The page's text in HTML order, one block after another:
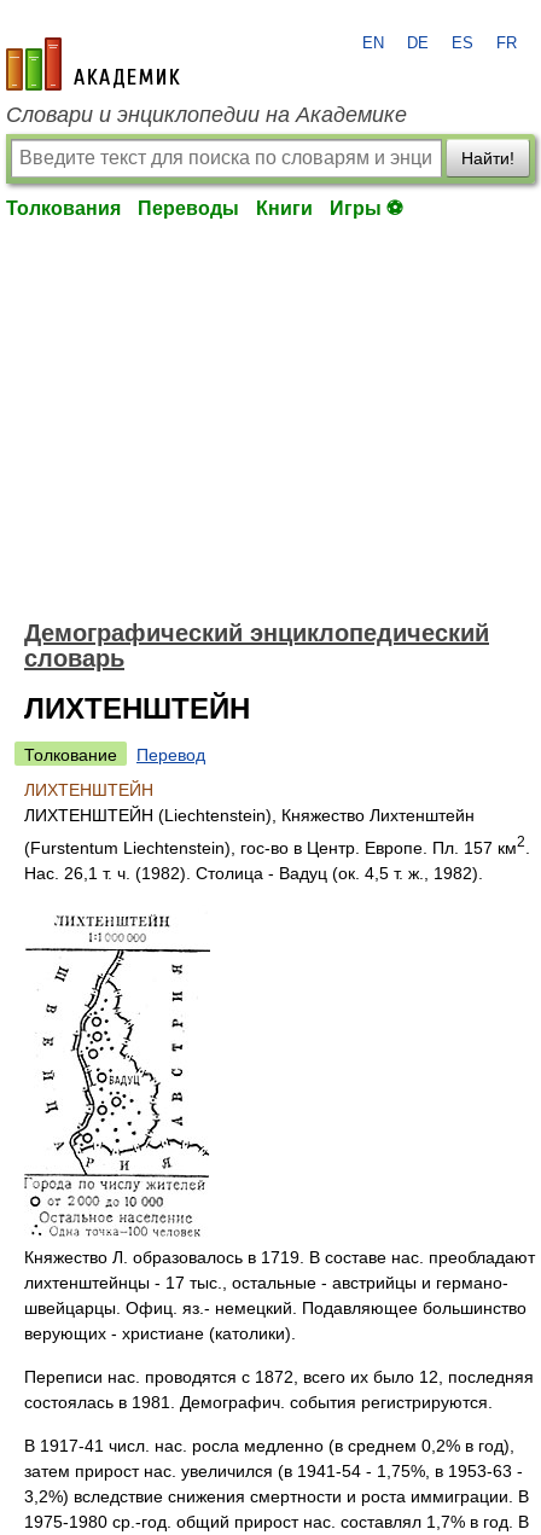
academic.ru
EN DE ES FR
Словари и энциклопедии на Академике
Найти!
Толкования Переводы Книги Игры ⚽
Демографический энциклопедический
словарь
ЛИХТЕНШТЕЙН
Толкование
Перевод
ЛИХТЕНШТЕЙН
ЛИХТЕНШТЕЙН (Liechtenstein), Княжество Лихтенштейн
(Furstentum Liechtenstein), гос-во в Центр. Европе. Пл. 157 км2
Нас. 26,1 т. ч. (1982). Столица - Вадуц (ок. 4,5 т. ж., 1982).
Княжество Л. образовалось в 1719. В составе нас. преобладают
лихтенштейнцы - 17 тыс., остальные - австрийцы и германо-
швейцарцы. Офиц. яз.- немецкий. Подавляющее большинство
верующих - христиане (католики).
Переписи нас. проводятся с 1872, всего их было 12, последняя
состоялась в 1981. Демографич. события регистрируются.
В 1917-41 числ. нас. росла медленно (в среднем 0,2% в год),
затем прирост нас. увеличился (в 1941-54 - 1,75%, в 1953-63 -
3,2%) вследствие снижения смертности и роста иммиграции. В
1975-1980 ср.-год. общий прирост нас. составлял 1,7% в год. В